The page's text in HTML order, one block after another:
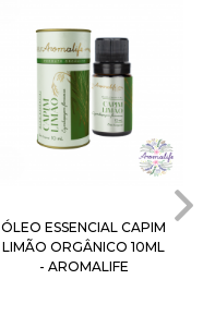
ÓLEO ESSENCIAL CAPIM
LIMÃO ORGÂNICO 10ML
- AROMALIFE